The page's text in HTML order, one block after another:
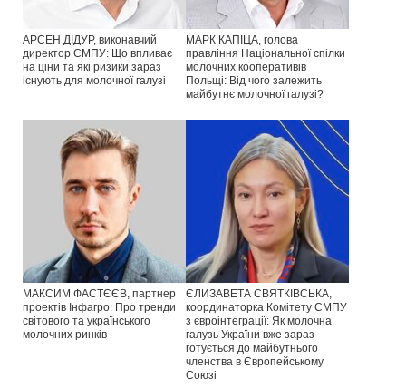
АРСЕН ДІДУР, виконавчий
директор СМПУ: Що впливає
на ціни та які ризики зараз
існують для молочної галузі
МАРК КАПІЦА, голова
правління Національної спілки
молочних кооперативів
Польщі: Від чого залежить
майбутнє молочної галузі?
МАКСИМ ФАСТЄЄВ, партнер
проектів Інфагро: Про тренди
світового та українського
молочних ринків
ЄЛИЗАВЕТА СВЯТКІВСЬКА,
координаторка Комітету СМПУ
з євроінтеграції: Як молочна
галузь України вже зараз
готується до майбутнього
членства в Європейському
Союзі